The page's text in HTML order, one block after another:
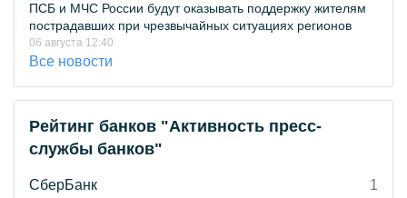
ПСБ и МЧС России будут оказывать поддержку жителям
пострадавших при чрезвычайных ситуациях регионов
06 августа 12:40
Все новости
Рейтинг банков "Активность пресс-
службы банков"
СберБанк
1